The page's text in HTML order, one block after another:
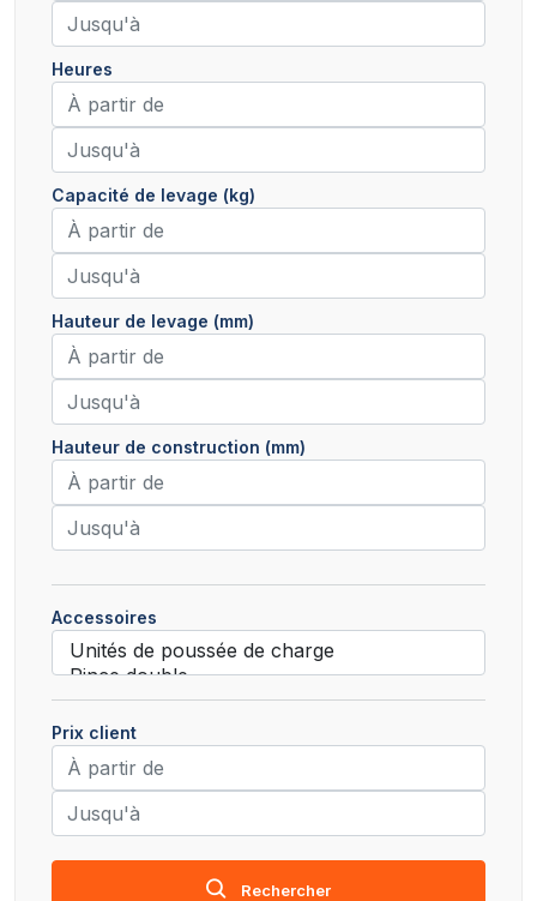
Heures
Capacité de levage (kg)
Hauteur de levage (mm)
Hauteur de construction (mm)
Accessoires
Prix client
Rechercher